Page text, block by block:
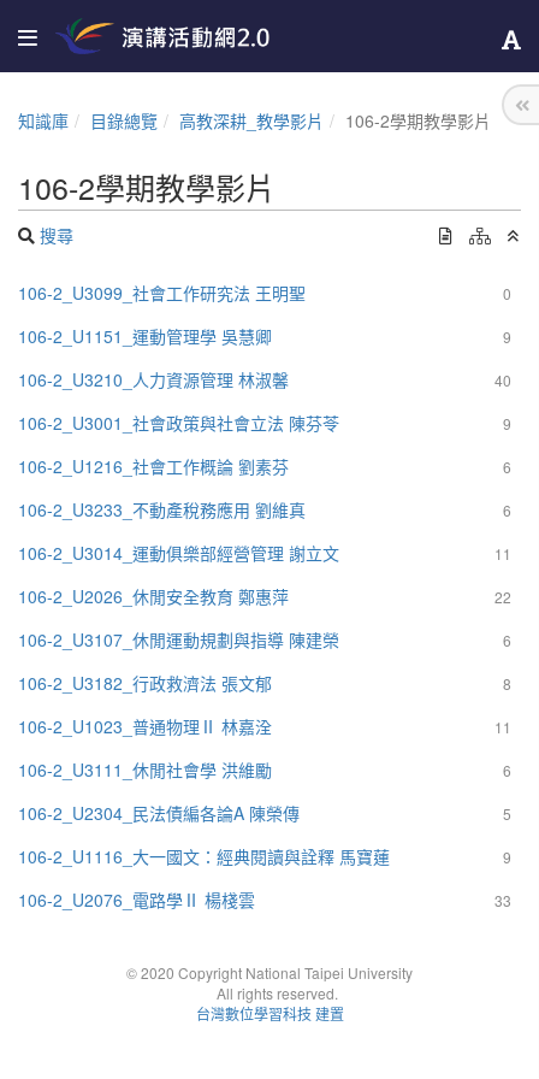
知識庫 目錄總覽 高教深耕_教學影片 106-2學期教學影片
106-2學期教學影片
搜尋
0
106-2_U3099_社會工作研究法 王明聖
9
106-2_U1151_運動管理學 吳慧卿
40
106-2_U3210_人力資源管理 林淑馨
9
106-2_U3001_社會政策與社會立法 陳芬苓
6
106-2_U1216_社會工作概論 劉素芬
6
106-2_U3233_不動產稅務應用 劉維真
11
106-2_U3014_運動俱樂部經營管理 謝立文
22
106-2_U2026_休閒安全教育 鄭惠萍
6
106-2_U3107_休閒運動規劃與指導 陳建榮
8
106-2_U3182_行政救濟法 張文郁
11
106-2_U1023_普通物理Ⅱ 林嘉洤
6
106-2_U3111_休閒社會學 洪維勵
5
106-2_U2304_民法債編各論A 陳榮傳
9
106-2_U1116_大一國文：經典閱讀與詮釋 馬寶蓮
33
106-2_U2076_電路學Ⅱ 楊棧雲
© 2020 Copyright National Taipei University
All rights reserved.
台灣數位學習科技 建置